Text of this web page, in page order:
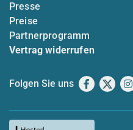
Presse
Preise
Partnerprogramm
Vertrag widerrufen
Folgen Sie uns Facebook
X